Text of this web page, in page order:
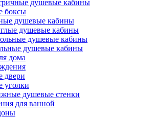
душевые кабины
боксы
душевые кабины
душевые кабины
душевые кабины
душевые кабины
дома
двери
уголки
душевые стенки
для ванной